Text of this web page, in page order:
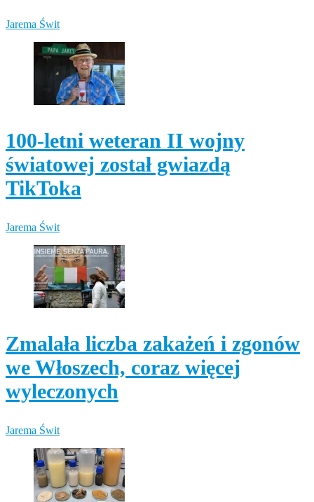
Jarema Świt
100-letni weteran II wojny
światowej został gwiazdą
TikToka
Jarema Świt
Zmalała liczba zakażeń i zgonów
we Włoszech, coraz więcej
wyleczonych
Jarema Świt